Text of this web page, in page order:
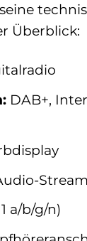
Überblick:
DAB+,
a/b/g/n)